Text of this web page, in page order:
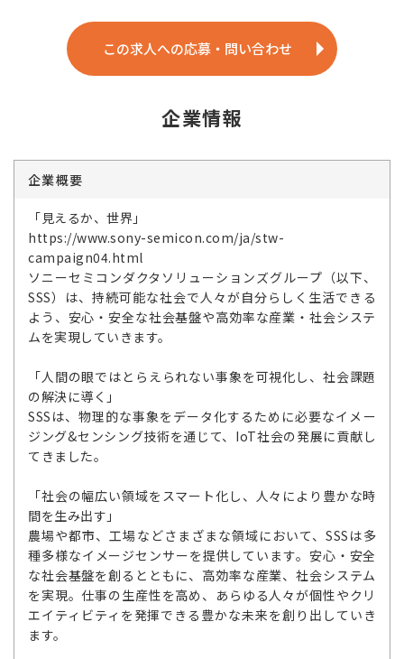
この求人への応募・問い合わせ
企業情報
企業概要
「見えるか、世界」
https://www.sony-semicon.com/ja/stw-
campaign04.html
ソニーセミコンダクタソリューションズグループ（以下、
SSS）は、持続可能な社会で人々が自分らしく生活できる
よう、安心・安全な社会基盤や高効率な産業・社会システ
ムを実現していきます。
「人間の眼ではとらえられない事象を可視化し、社会課題
の解決に導く」
SSSは、物理的な事象をデータ化するために必要なイメー
ジング&センシング技術を通じて、IoT社会の発展に貢献し
てきました。
「社会の幅広い領域をスマート化し、人々により豊かな時
間を生み出す」
農場や都市、工場などさまざまな領域において、SSSは多
種多様なイメージセンサーを提供しています。安心・安全
な社会基盤を創るとともに、高効率な産業、社会システム
を実現。仕事の生産性を高め、あらゆる人々が個性やクリ
エイティビティを発揮できる豊かな未来を創り出していき
ます。